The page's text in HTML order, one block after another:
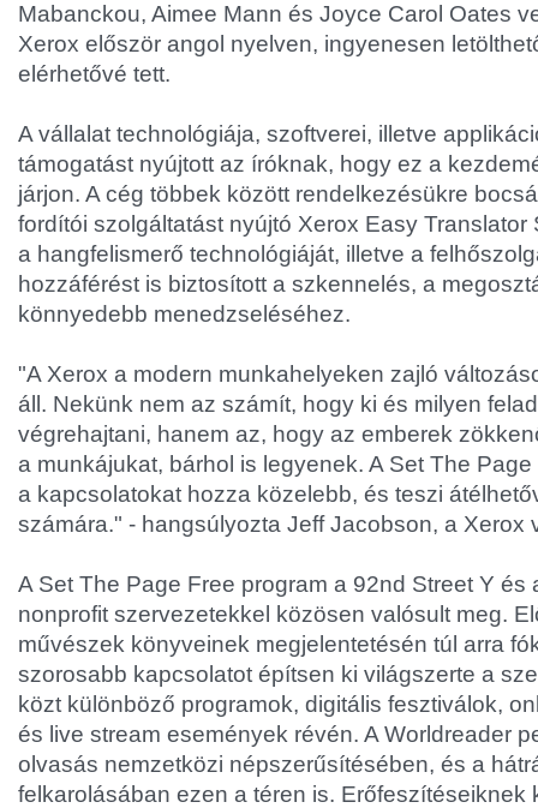
Mabanckou, Aimee Mann és Joyce Carol Oates
Xerox először angol nyelven, ingyenesen
elérhetővé tett.
A vállalat technológiája, szoftverei, illetve
támogatást nyújtott az íróknak, hogy ez a
járjon. A cég többek között rendelkezésükre
fordítói szolgáltatást nyújtó Xerox Easy Translator
a hangfelismerő technológiáját, illetve a
hozzáférést is biztosított a szkennelés, a
könnyedebb menedzseléséhez.
"A Xerox a modern munkahelyeken zajló
áll. Nekünk nem az számít, hogy ki és milyen
végrehajtani, hanem az, hogy az emberek
a munkájukat, bárhol is legyenek. A Set The
a kapcsolatokat hozza közelebb, és teszi
számára." - hangsúlyozta Jeff Jacobson, a Xerox
A Set The Page Free program a 92nd Street Y és
nonprofit szervezetekkel közösen valósult meg.
művészek könyveinek megjelentetésén túl arra
szorosabb kapcsolatot építsen ki világszerte a
közt különböző programok, digitális fesztiválok,
és live stream események révén. A Worldreader
olvasás nemzetközi népszerűsítésében, és a
felkarolásában ezen a téren is. Erőfeszítéseiknek